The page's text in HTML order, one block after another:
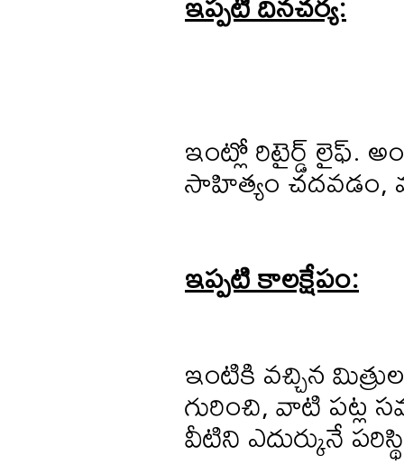
ఇంట్లో రిటైర్డ్ లైఫ్.
సాహిత్యం చదవడం,
ఇప్పటి కాలక్షేపం:
ఇంటికి వచ్చిన
గురించి, వాటి పట్ల
వీటిని ఎదుర్కునే